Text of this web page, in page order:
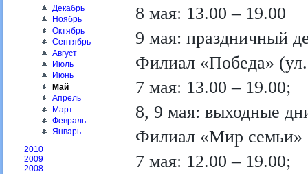
Декабрь
Ноябрь
Октябрь
Сентябрь
Август
Июль
Июнь
Май
Апрель
Март
Февраль
Январь
2010
2009
2008
8 мая: 13.00 – 19.00
9 мая: праздничный
Филиал «Победа»
7 мая: 13.00 – 19.00;
8, 9 мая: выходные
Филиал «Мир
7 мая: 12.00 – 19.00;